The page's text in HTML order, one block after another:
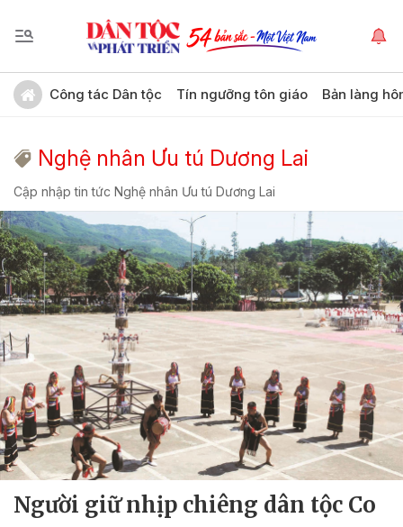
Công tác Dân tộc Tín ngưỡng tôn giáo Bản làng
Nghệ nhân Ưu tú Dương Lai
Cập nhập tin tức Nghệ nhân Ưu tú Dương Lai
Người giữ nhịp chiêng dân tộc Co